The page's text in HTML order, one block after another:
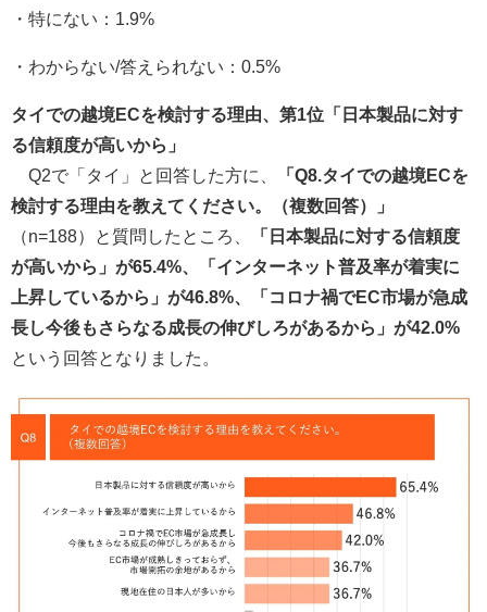
・特にない：1.9%
・わからない/答えられない：0.5%
タイでの越境ECを検討する理由、第1位「日本製品に対す
る信頼度が高いから」
Q2で「タイ」と回答した方に、
「Q8.タイでの越境ECを
検討する理由を教えてください。（複数回答）」
（n=188）と質問したところ、
「日本製品に対する信頼度
が高いから」が65.4%、「インターネット普及率が着実に
上昇しているから」が46.8%、「コロナ禍でEC市場が急成
長し今後もさらなる成長の伸びしろがあるから」が42.0%
という回答となりました。